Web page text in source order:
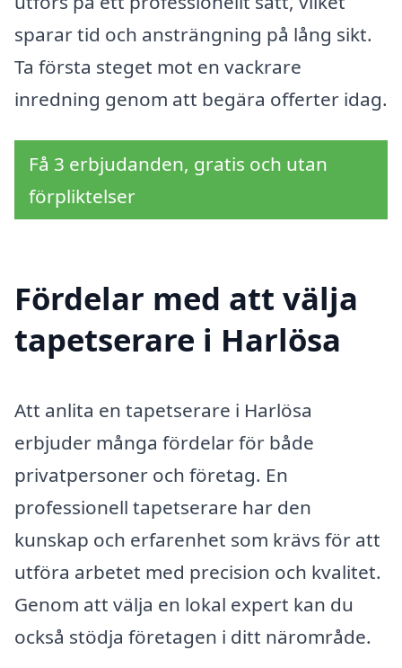
sparar tid och ansträngning på lång sikt.
Ta första steget mot en vackrare
inredning genom att begära offerter idag.
Få 3 erbjudanden, gratis och utan
förpliktelser
Fördelar med att välja
tapetserare i Harlösa
Att anlita en tapetserare i Harlösa
erbjuder många fördelar för både
privatpersoner och företag. En
professionell tapetserare har den
kunskap och erfarenhet som krävs för att
utföra arbetet med precision och kvalitet.
Genom att välja en lokal expert kan du
också stödja företagen i ditt närområde.